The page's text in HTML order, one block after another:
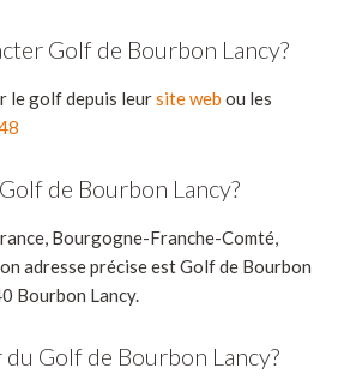
Golf de Bourbon Lancy?
le golf depuis leursite web ou les
de Bourbon Lancy?
Bourgogne-Franche-Comté,
adresse précise est Golf de Bourbon
Bourbon Lancy.
Golf de Bourbon Lancy?